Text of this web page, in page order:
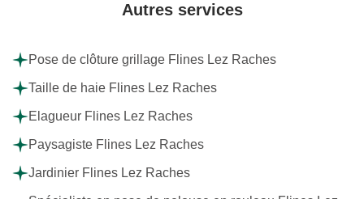
Autres services
Pose de clôture grillage Flines Lez Raches
Taille de haie Flines Lez Raches
Elagueur Flines Lez Raches
Paysagiste Flines Lez Raches
Jardinier Flines Lez Raches